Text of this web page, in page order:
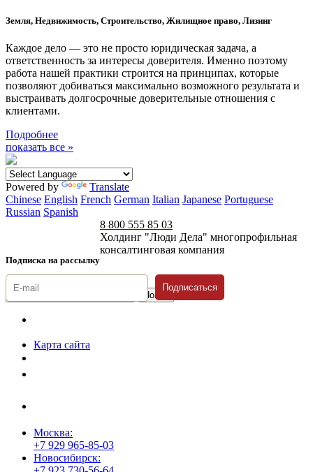
Земля, Недвижимость, Строительство, Жилищное право, Лизинг
Каждое дело — это не просто юридическая задача, а
ответственность за интересы доверителя. Именно поэтому
работа нашей практики строится на принципах, которые
позволяют добиваться максимально возможного результата и
выстраивать долгосрочные доверительные отношения с
клиентами.
Подробнее
показать все »
Powered by
Translate
Chinese English French German Italian Japanese Portuguese
Russian Spanish
Подписка на рассылку
8 800 555 85 03
Холдинг "Люди Дела" многопрофильная
консалтинговая компания
Подписаться
Карта сайта
Москва:
+7 929 965-85-03
Новосибирск: